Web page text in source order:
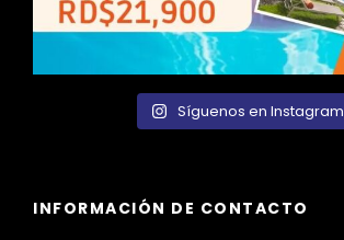
Síguenos en Instagram
INFORMACIÓN DE CONTACTO